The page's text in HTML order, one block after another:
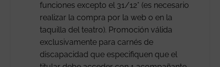
funciones excepto el 31/12* (es necesario
realizar la compra por la web o en la
taquilla del teatro). Promoción válida
exclusivamente para carnés de
discapacidad que especifiquen que el